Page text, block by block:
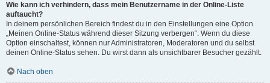
Wie kann ich verhindern, dass mein Benutzername in der Online-Liste
auftaucht?
In deinem persönlichen Bereich findest du in den Einstellungen eine Option
„Meinen Online-Status während dieser Sitzung verbergen“. Wenn du diese
Option einschaltest, können nur Administratoren, Moderatoren und du selbst
deinen Online-Status sehen. Du wirst dann als unsichtbarer Besucher gezählt.
Nach oben